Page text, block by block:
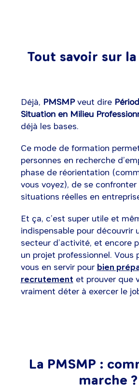
Tout savoir sur la
Déjà, PMSMPveut dire
Situation en Milieu
déjà les bases.
Ce mode de formation
personnes en recherche
phase de réorientation
vous voyez), de se confronter
situations réelles en
Et ça, c’est super utile et
indispensable pour découvrir
secteur d’activité, et encore
un projet professionnel. Vous
vous en servir pour bien
recrutement et prouver que
vraiment déter à exercer le
La PMSMP :
marche ?